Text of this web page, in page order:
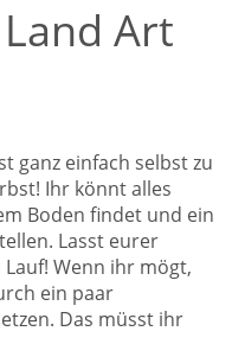
Art
ganz einfach selbst zu
Ihr könnt alles
Boden findet und ein
Lasst eurer
Wenn ihr mögt,
ein paar
Das müsst ihr